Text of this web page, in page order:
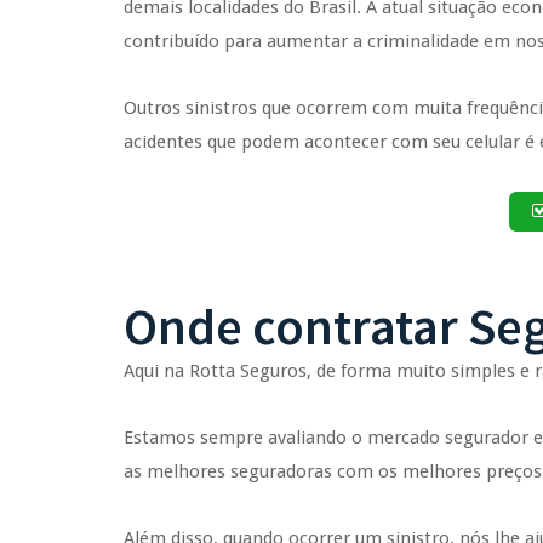
demais localidades do Brasil. A atual situação
contribuído para aumentar a criminalidade em
Outros sinistros que ocorrem com muita
acidentes que podem acontecer com seu celular é
Onde contratar
Aqui na Rotta Seguros, de forma muito simples e
Estamos sempre avaliando o mercado
as melhores seguradoras com os melhores
Além disso, quando ocorrer um sinistro, nós lhe